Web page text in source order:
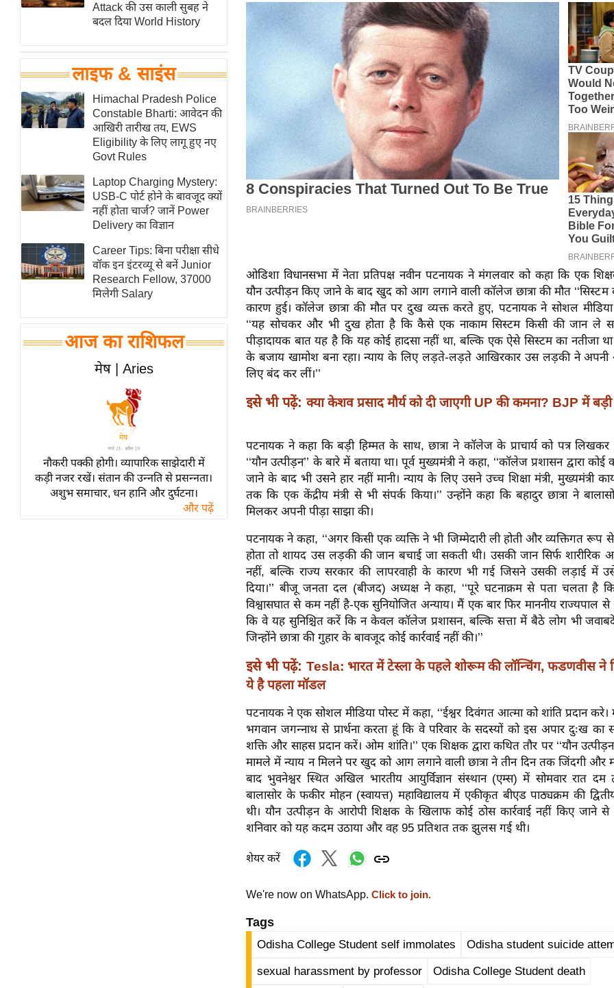
टेक्नॉलॉजी
घरेलू नुस्खे
पर्यटन स्थल
फिटनेस मंत्रा
रिलेशनशिप
राजनीति
विश्लेषण
समसामयिक
मातृभूमि
एम.
आर.
आई.
समीक्षा
धर्म
ज्योतिष
त्योहार
राशिफल
विशेष
विश्लेषण
Attack की उस काली सुबह ने
बदल दिया World History
लाइफ & साइंस
Himachal Pradesh Police
Constable Bharti: आवेदन की
आखिरी तारीख तय, EWS
Eligibility के लिए लागू हुए नए
Govt Rules
Laptop Charging Mystery:
USB-C पोर्ट होने के बावजूद क्यों
नहीं होता चार्ज? जानें Power
Delivery का विज्ञान
Career Tips: बिना परीक्षा सीधे
वॉक इन इंटरव्यू से बनें Junior
Research Fellow, 37000
मिलेगी Salary
आज का राशिफल
मेष | Aries
नौकरी पक्की होगी। व्यापारिक साझेदारी में
कड़ी नजर रखें। संतान की उन्नति से प्रसन्नता।
अशुभ समाचार, धन हानि और दुर्घटना।
और पढ़ें
ओडिशा विधानसभा में नेता प्रतिपक्ष नवीन पटनायक ने मंगलवार को कहा कि एक
यौन उत्पीड़न किए जाने के बाद खुद को आग लगाने वाली कॉलेज छात्रा की मौत ‘‘सिस्टम
कारण हुई। कॉलेज छात्रा की मौत पर दुख व्यक्त करते हुए, पटनायक ने सोशल
‘‘यह सोचकर और भी दुख होता है कि कैसे एक नाकाम सिस्टम किसी की जान ले
पीड़ादायक बात यह है कि यह कोई हादसा नहीं था, बल्कि एक ऐसे सिस्टम का नतीजा
के बजाय खामोश बना रहा। न्याय के लिए लड़ते-लड़ते आखिरकार उस लड़की ने
लिए बंद कर लीं।’’
इसे भी पढ़ें: क्या केशव प्रसाद मौर्य को दी जाएगी UP की कमना? BJP में
पटनायक ने कहा कि बड़ी हिम्मत के साथ, छात्रा ने कॉलेज के प्राचार्य को पत्र
‘‘यौन उत्पीड़न’’ के बारे में बताया था। पूर्व मुख्यमंत्री ने कहा, ‘‘कॉलेज प्रशासन द्वारा
जाने के बाद भी उसने हार नहीं मानी। न्याय के लिए उसने उच्च शिक्षा मंत्री, मुख्यमंत्री
तक कि एक केंद्रीय मंत्री से भी संपर्क किया।’’ उन्होंने कहा कि बहादुर छात्रा ने
मिलकर अपनी पीड़ा साझा की।
पटनायक ने कहा, ‘‘अगर किसी एक व्यक्ति ने भी जिम्मेदारी ली होती और व्यक्तिगत रूप
होता तो शायद उस लड़की की जान बचाई जा सकती थी। उसकी जान सिर्फ शारीरिक
नहीं, बल्कि राज्य सरकार की लापरवाही के कारण भी गई जिसने उसकी लड़ाई में
दिया।’’ बीजू जनता दल (बीजद) अध्यक्ष ने कहा, ‘‘पूरे घटनाक्रम से पता चलता है
विश्वासघात से कम नहीं है-एक सुनियोजित अन्याय। मैं एक बार फिर माननीय राज्यपाल
कि वे यह सुनिश्चित करें कि न केवल कॉलेज प्रशासन, बल्कि सत्ता में बैठे लोग भी
जिन्होंने छात्रा की गुहार के बावजूद कोई कार्रवाई नहीं की।’’
इसे भी पढ़ें: Tesla: भारत में टेस्ला के पहले शोरूम की लॉन्चिंग, फडणवीस ने
ये है पहला मॉडल
पटनायक ने एक सोशल मीडिया पोस्ट में कहा, ‘‘ईश्वर दिवंगत आत्मा को शांति प्रदान
भगवान जगन्नाथ से प्रार्थना करता हूं कि वे परिवार के सदस्यों को इस अपार दुःख का
शक्ति और साहस प्रदान करें। ओम शांति।’’ एक शिक्षक द्वारा कथित तौर पर ‘‘यौन
मामले में न्याय न मिलने पर खुद को आग लगाने वाली छात्रा ने तीन दिन तक जिंदगी
बाद भुवनेश्वर स्थित अखिल भारतीय आयुर्विज्ञान संस्थान (एम्स) में सोमवार रात दम
बालासोर के फकीर मोहन (स्वायत्त) महाविद्यालय में एकीकृत बीएड पाठ्यक्रम की द्वितीय
थी। यौन उत्पीड़न के आरोपी शिक्षक के खिलाफ कोई ठोस कार्रवाई नहीं किए जाने से
शनिवार को यह कदम उठाया और वह 95 प्रतिशत तक झुलस गई थी।
शेयर करें
We're now on WhatsApp. Click to join.
Tags
Odisha College Student self immolates Odisha student suicide
sexual harassment by professor Odisha College Student death